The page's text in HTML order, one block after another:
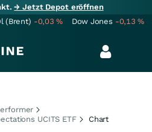
→ Jetzt Depot eröffnen
(Brent) -0,03% Dow Jones -0,13%
UCITS ETF
Chart